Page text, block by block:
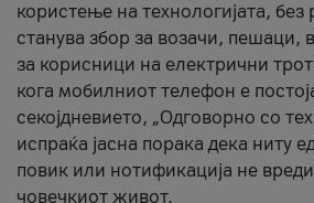
користење на технологијата, без
станува збор за возачи, пешаци,
за корисници на електрични
кога мобилниот телефон е
секојдневието, „Одговорно со
испраќа јасна порака дека ниту
повик или нотификација не
човечкиот живот.